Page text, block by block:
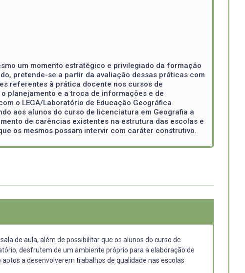
um momento estratégico e privilegiado da formação
pretende-se a partir da avaliação dessas práticas com
referentes à prática docente nos cursos de
planejamento e a troca de informações e de
o LEGA/Laboratório de Educação Geográfica
aos alunos do curso de licenciatura em Geografia a
de carências existentes na estrutura das escolas e
os mesmos possam intervir com caráter construtivo.
de aula, além de possibilitar que os alunos do curso de
desfrutem de um ambiente próprio para a elaboração de
a desenvolverem trabalhos de qualidade nas escolas